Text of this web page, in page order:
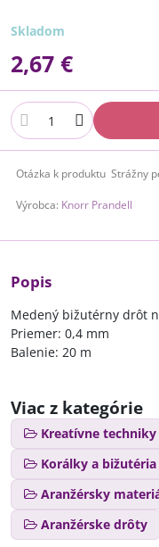
Skladom
2,67 €
Otázka k produktu Strážny
Výrobca: Knorr Prandell
Popis
Medený bižutérny drôt
Priemer: 0,4 mm
Balenie: 20 m
Viac z kategórie
Kreatívne techniky
Korálky a bižutéria
Aranžérsky
Aranžérske drôty